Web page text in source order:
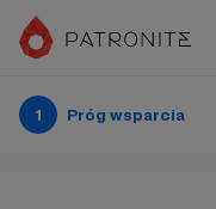
1 Próg wsparcia